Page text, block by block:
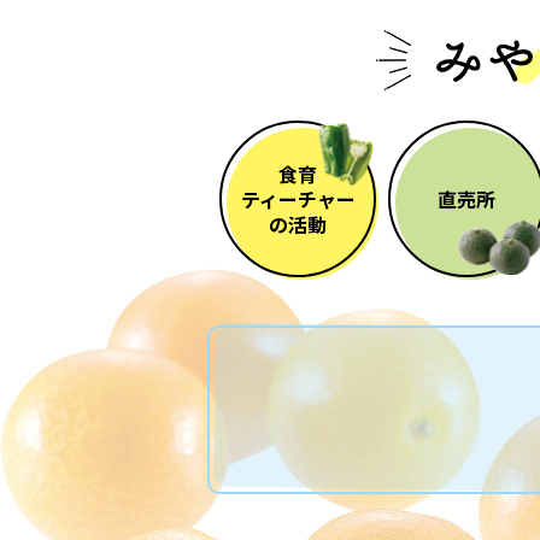
食育
ティーチャー
の活動
直売所